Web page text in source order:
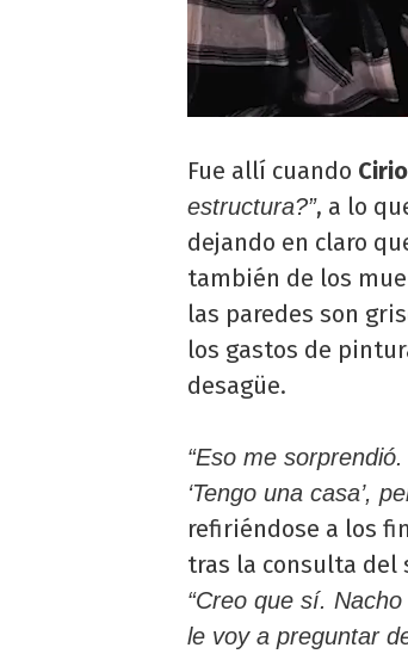
Fue allí cuando Cirio
estructura?”, a lo
dejando en claro
también de los
las paredes son
los gastos de
desagüe.
“Eso me
‘Tengo una casa’,
refiriéndose a los
tras la consulta del
“Creo que sí.
le voy a preguntar